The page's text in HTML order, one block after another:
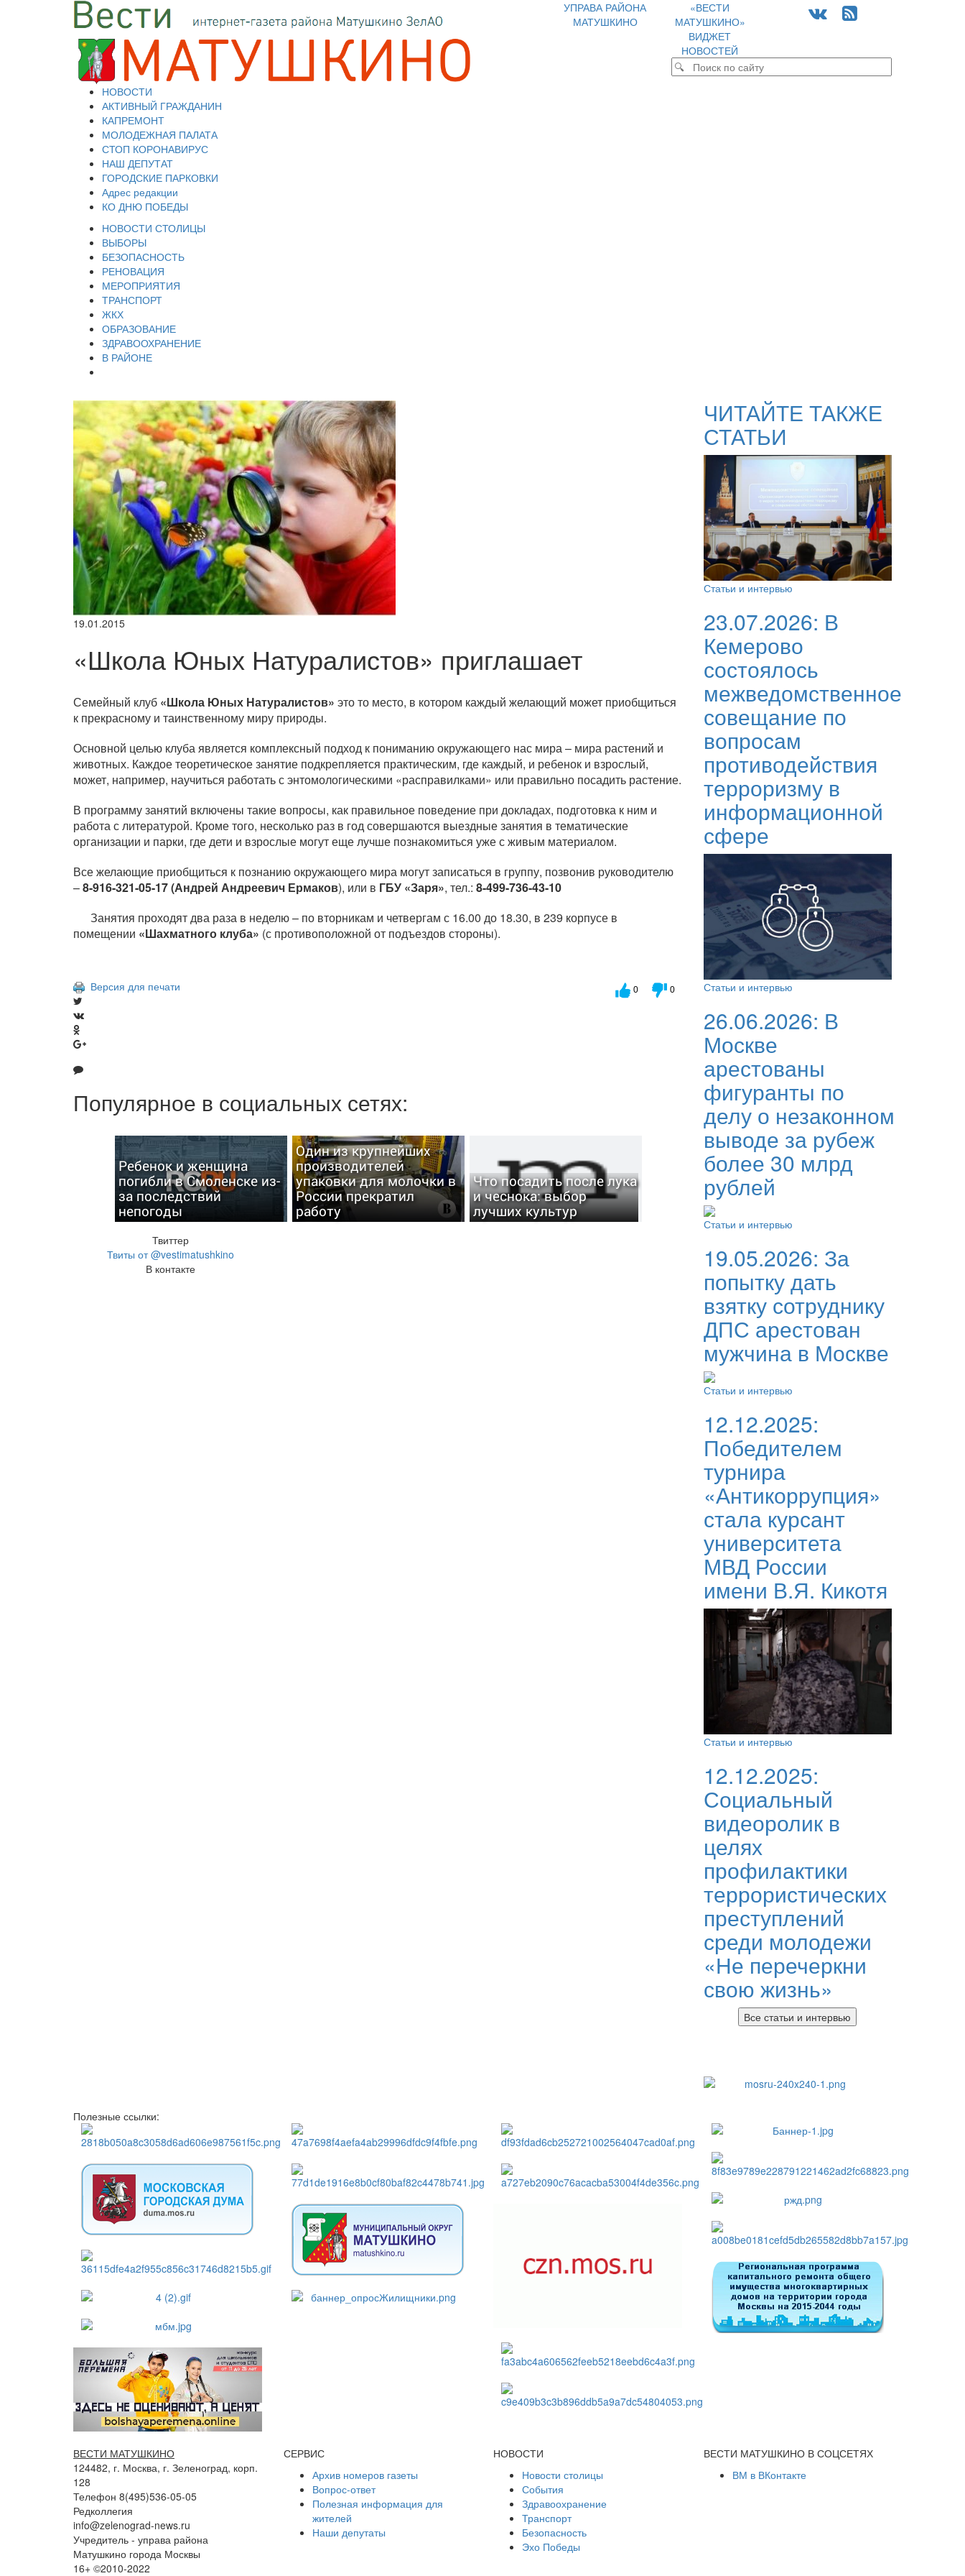
УПРАВА РАЙОНА
МАТУШКИНО
«ВЕСТИ
МАТУШКИНО»
ВИДЖЕТ
НОВОСТЕЙ
НОВОСТИ
АКТИВНЫЙ ГРАЖДАНИН
КАПРЕМОНТ
МОЛОДЕЖНАЯ ПАЛАТА
СТОП КОРОНАВИРУС
НАШ ДЕПУТАТ
ГОРОДСКИЕ ПАРКОВКИ
Адрес редакции
КО ДНЮ ПОБЕДЫ
НОВОСТИ СТОЛИЦЫ
ВЫБОРЫ
БЕЗОПАСНОСТЬ
РЕНОВАЦИЯ
МЕРОПРИЯТИЯ
ТРАНСПОРТ
ЖКХ
ОБРАЗОВАНИЕ
ЗДРАВООХРАНЕНИЕ
В РАЙОНЕ
19.01.2015
«Школа Юных Натуралистов» приглашает
Семейный клуб «Школа Юных Натуралистов» это то место, в котором каждый желающий может приобщиться
к прекрасному и таинственному миру природы.
Основной целью клуба является комплексный подход к пониманию окружающего нас мира – мира растений и
животных. Каждое теоретическое занятие подкрепляется практическим, где каждый, и ребенок и взрослый,
может, например, научиться работать с энтомологическими «расправилками» или правильно посадить растение.
В программу занятий включены такие вопросы, как правильное поведение при докладах, подготовка к ним и
работа с литературой. Кроме того, несколько раз в год совершаются выездные занятия в тематические
организации и парки, где дети и взрослые могут еще лучше познакомиться уже с живым материалом.
Все желающие приобщиться к познанию окружающего мира могут записаться в группу, позвонив руководителю
–8-916-321-05-17 (Андрей Андреевич Ермаков), или в ГБУ «Заря», тел.: 8-499-736-43-10
Занятия проходят два раза в неделю – по вторникам и четвергам с 16.00 до 18.30, в 239 корпусе в
помещении «Шахматного клуба» (с противоположной от подъездов стороны).
Версия для печати 0 0
Популярное в социальных сетях:
Ребенок и женщина
погибли в Смоленске из-
за последствий
непогоды
Один из крупнейших
производителей
упаковки для молочки в
России прекратил
работу
Что посадить после лука
и чеснока: выбор
лучших культур
Твиттер
Твиты от @vestimatushkino
В контакте
ЧИТАЙТЕ ТАКЖЕ
СТАТЬИ
Статьи и интервью
23.07.2026: В
Кемерово
состоялось
межведомственное
совещание по
вопросам
противодействия
терроризму в
информационной
сфере
Статьи и интервью
26.06.2026: В
Москве
арестованы
фигуранты по
делу о незаконном
выводе за рубеж
более 30 млрд
рублей
Статьи и интервью
19.05.2026: За
попытку дать
взятку сотруднику
ДПС арестован
мужчина в Москве
Статьи и интервью
12.12.2025:
Победителем
турнира
«Антикоррупция»
стала курсант
университета
МВД России
имени В.Я. Кикотя
Статьи и интервью
12.12.2025:
Социальный
видеоролик в
целях
профилактики
террористических
преступлений
среди молодежи
«Не перечеркни
свою жизнь»
Все статьи и интервью
Полезные ссылки:
ВЕСТИ МАТУШКИНО
124482, г. Москва, г. Зеленоград, корп.
128
Телефон 8(495)536-05-05
Редколлегия
info@zelenograd-news.ru
Учредитель - управа района
Матушкино города Москвы
16+ ©2010-2022
СЕРВИС
Архив номеров газеты
Вопрос-ответ
Полезная информация для
жителей
Наши депутаты
НОВОСТИ
Новости столицы
События
Здравоохранение
Транспорт
Безопасность
Эхо Победы
ВЕСТИ МАТУШКИНО В СОЦСЕТЯХ
ВМ в ВКонтакте